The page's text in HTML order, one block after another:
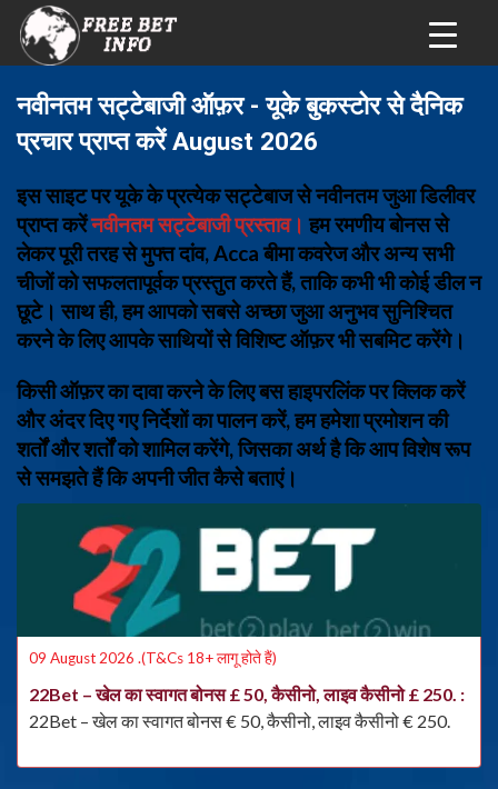
नवीनतम सट्टेबाजी ऑफ़र - यूके बुकस्टोर से दैनिक
प्रचार प्राप्त करें August 2026
इस साइट पर यूके के प्रत्येक सट्टेबाज से नवीनतम जुआ डिलीवर
प्राप्त करेंनवीनतम सट्टेबाजी प्रस्ताव। हम रमणीय बोनस से
लेकर पूरी तरह से मुफ्त दांव, Acca बीमा कवरेज और अन्य सभी
चीजों को सफलतापूर्वक प्रस्तुत करते हैं, ताकि कभी भी कोई डील न
छूटे। साथ ही, हम आपको सबसे अच्छा जुआ अनुभव सुनिश्चित
करने के लिए आपके साथियों से विशिष्ट ऑफ़र भी सबमिट करेंगे।
किसी ऑफ़र का दावा करने के लिए बस हाइपरलिंक पर क्लिक करें
और अंदर दिए गए निर्देशों का पालन करें, हम हमेशा प्रमोशन की
शर्तों और शर्तों को शामिल करेंगे, जिसका अर्थ है कि आप विशेष रूप
से समझते हैं कि अपनी जीत कैसे बताएं।
09 August 2026 .(T&Cs 18+ लागू होते हैं)
22Bet – खेल का स्वागत बोनस £ 50, कैसीनो, लाइव कैसीनो £ 250.
22Bet – खेल का स्वागत बोनस € 50, कैसीनो, लाइव कैसीनो € 250.